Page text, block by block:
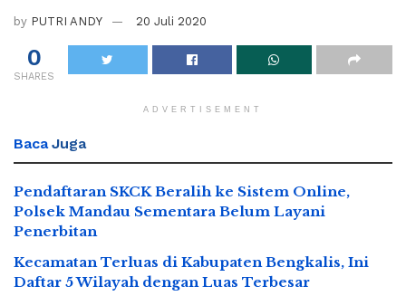
by PUTRI ANDY 20 Juli 2020
0
SHARES
ADVERTISEMENT
Baca Juga
Pendaftaran SKCK Beralih ke Sistem Online,
Polsek Mandau Sementara Belum Layani
Penerbitan
Kecamatan Terluas di Kabupaten Bengkalis, Ini
Daftar 5 Wilayah dengan Luas Terbesar